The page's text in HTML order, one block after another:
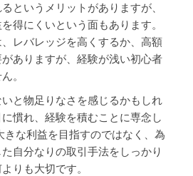
というメリットがありますが、
得にくいという面もあります。
レバレッジを高くするか、高額
ありますが、経験が浅い初心者
。
と物足りなさを感じるかもしれ
慣れ、経験を積むことに専念し
きな利益を目指すのではなく、為
自分なりの取引手法をしっかり
りも大切です。